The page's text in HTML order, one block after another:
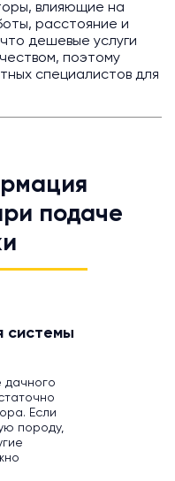
влияющие на
расстояние и
дешевые услуги
поэтому
специалистов для
подаче
системы
дачного
Если
породу,